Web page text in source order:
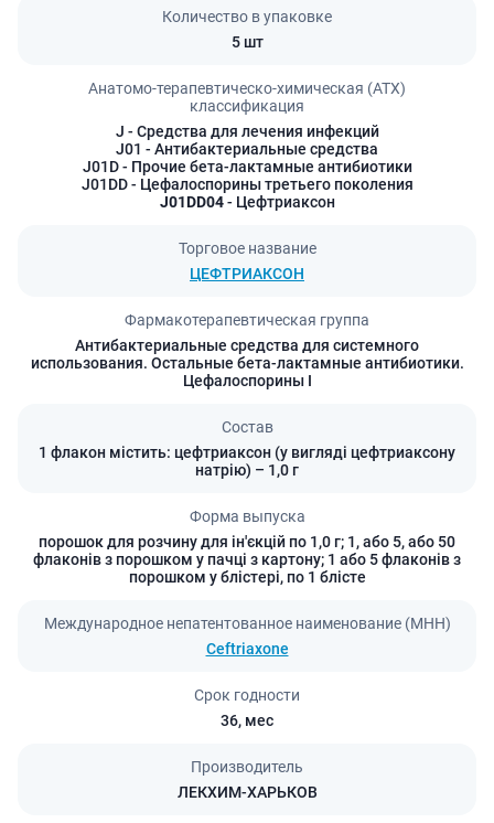
Количество в упаковке
5 шт
Анатомо-терапевтическо-химическая (АТХ)
классификация
J - Средства для лечения инфекций
J01 - Антибактериальные средства
J01D- Прочие бета-лактамные антибиотики
J01DD- Цефалоспорины третьего поколения
J01DD04- Цефтриаксон
Торговое название
ЦЕФТРИАКСОН
Фармакотерапевтическая группа
Антибактериальные средства для системного
использования. Остальные бета-лактамные антибиотики.
Цефалоспорины I
Состав
1 флакон містить: цефтриаксон (у вигляді цефтриаксону
натрію) – 1,0 г
Форма выпуска
порошок для розчину для ін'єкцій по 1,0 г; 1, або 5, або 50
флаконів з порошком у пачці з картону; 1 або 5 флаконів з
порошком у блістері, по 1 блісте
Международное непатентованное наименование (МНН)
Ceftriaxone
Срок годности
36, мес
Производитель
ЛЕКХИМ-ХАРЬКОВ